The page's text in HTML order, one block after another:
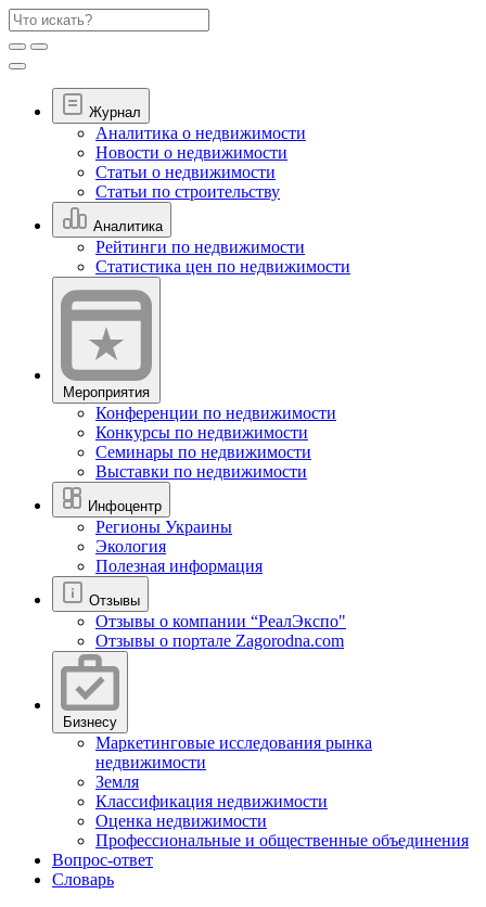
Журнал
Аналитика о недвижимости
Новости о недвижимости
Статьи о недвижимости
Статьи по строительству
Аналитика
Рейтинги по недвижимости
Статистика цен по недвижимости
Мероприятия
Конференции по недвижимости
Конкурсы по недвижимости
Семинары по недвижимости
Выставки по недвижимости
Инфоцентр
Регионы Украины
Экология
Полезная информация
Отзывы
Отзывы о компании “РеалЭкспо"
Отзывы о портале Zagorodna.com
Бизнесу
Маркетинговые исследования рынка
недвижимости
Земля
Классификация недвижимости
Оценка недвижимости
Профессиональные и общественные объединения
Вопрос-ответ
Словарь